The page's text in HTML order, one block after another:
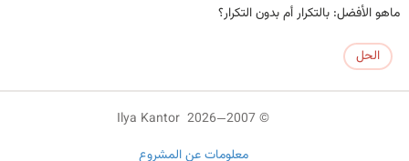
ماهو الأفضل: بالتكرار أم بدون التكرار؟
الحل
© 2007—2026 Ilya Kantor
معلومات عن المشروع